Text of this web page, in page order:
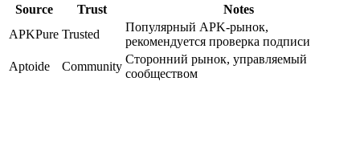
Source Trust
Notes
APKPure Trusted
Популярный APK-рынок,
рекомендуется проверка подписи
Aptoide
Community
Сторонний рынок, управляемый
сообществом